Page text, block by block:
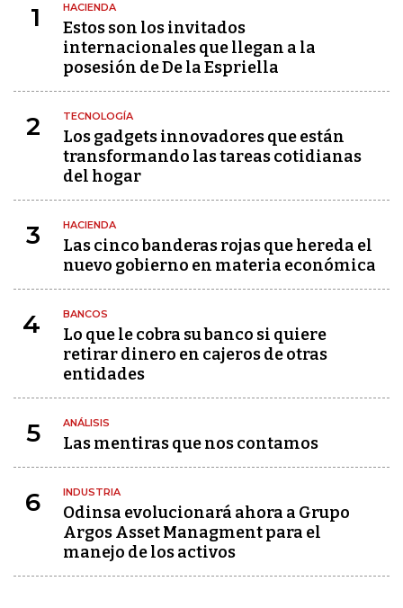
1 HACIENDA
Estos son los invitados
internacionales que llegan a la
posesión de De la Espriella
2 TECNOLOGÍA
Los gadgets innovadores que están
transformando las tareas cotidianas
del hogar
3 HACIENDA
Las cinco banderas rojas que hereda el
nuevo gobierno en materia económica
4 BANCOS
Lo que le cobra su banco si quiere
retirar dinero en cajeros de otras
entidades
5 ANÁLISIS
Las mentiras que nos contamos
6 INDUSTRIA
Odinsa evolucionará ahora a Grupo
Argos Asset Managment para el
manejo de los activos